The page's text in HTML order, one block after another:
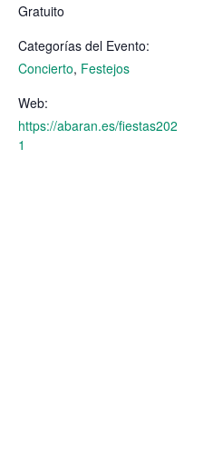
Gratuito
Categorías del Evento:
Concierto, Festejos
Web:
https://abaran.es/fiestas202
1